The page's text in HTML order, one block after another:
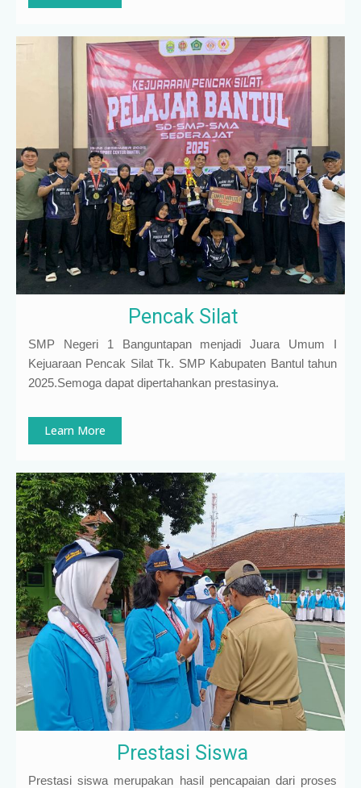
Pencak Silat
SMP Negeri 1 Banguntapan menjadi Juara Umum I
Kejuaraan Pencak Silat Tk. SMP Kabupaten Bantul tahun
2025.Semoga dapat dipertahankan prestasinya.
Learn More
Prestasi Siswa
Prestasi siswa merupakan hasil pencapaian dari proses